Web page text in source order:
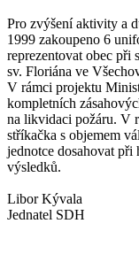
Pro zvýšení aktivity a
1999 zakoupeno 6
reprezentovat obec při
sv. Floriána ve
V rámci projektu
kompletních
na likvidaci požáru. V
stříkačka s objemem
jednotce dosahovat při
výsledků.
Libor Kývala
Jednatel SDH